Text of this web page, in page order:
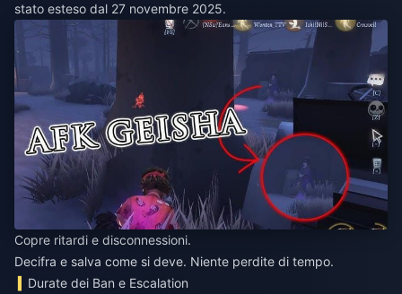
stato esteso dal 27 novembre 2025.
Copre ritardi e disconnessioni.
Decifra e salva come si deve. Niente perdite di tempo.
Durate dei Ban e Escalation